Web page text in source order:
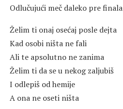
Odlučujući meč daleko pre finala
Želim ti onaj osećaj posle dejta
Kad osobi ništa ne fali
Ali te apsolutno ne zanima
Želim ti da se u nekog zaljubiš
I odlepiš od hemije
A ona ne oseti ništa